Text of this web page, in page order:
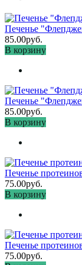
Печенье
85.00руб.
В корзину
Печенье
85.00руб.
В корзину
Печенье
75.00руб.
В корзину
Печенье
75.00руб.